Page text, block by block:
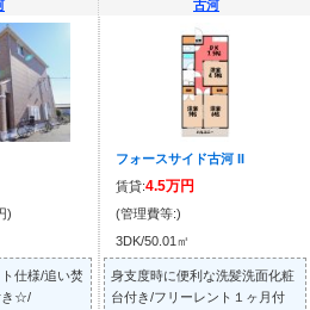
)
仕様/追い焚
き☆/
古河
フォースサイド古河 II
賃貸:4.5万円
(管理費等:)
3DK/50.01㎡
身支度時に便利な洗髪洗面化粧
台付き/フリーレント１ヶ月付